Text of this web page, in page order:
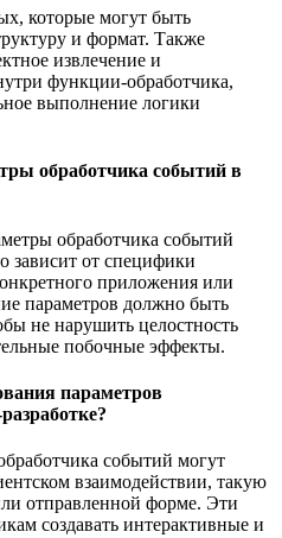
которые могут быть
и формат. Также
извлечение и
функции-обработчика,
выполнение логики
обработчика событий в
обработчика событий
зависит от специфики
приложения или
параметров должно быть
не нарушить целостность
побочные эффекты.
параметров
событий могут
взаимодействии, такую
отправленной форме. Эти
создавать интерактивные и